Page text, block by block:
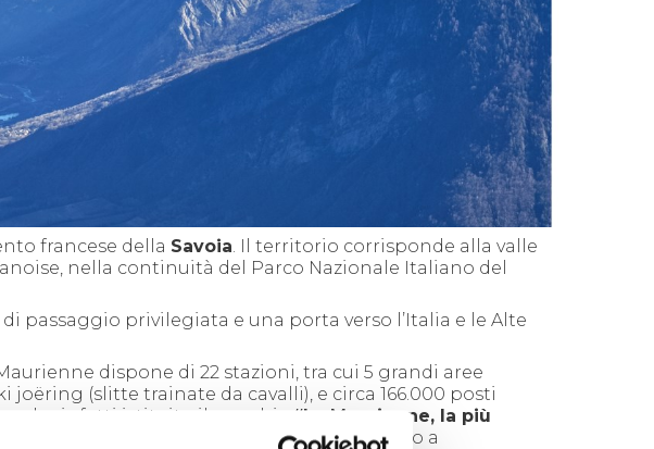
francese della Savoia. Il territorio corrisponde alla valle
nella continuità del Parco Nazionale Italiano del
passaggio privilegiata e una porta verso l’Italia e le Alte
dispone di 22 stazioni, tra cui 5 grandi aree
(slitte trainate da cavalli), e circa 166.000 posti
ha infatti istituito il marchio “La Maurienne, la più
strade di montagna che danno accesso a